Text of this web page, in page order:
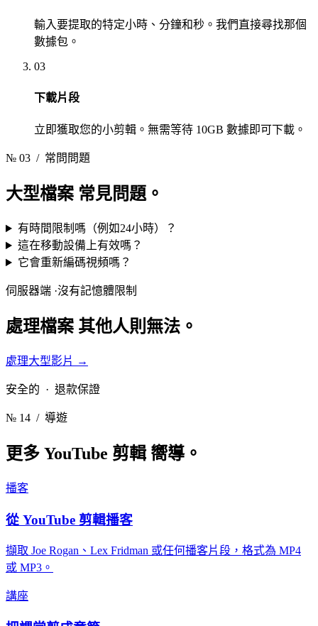
輸入要提取的特定小時、分鐘和秒。我們直接尋找那個
數據包。
03
下載片段
立即獲取您的小剪輯。無需等待 10GB 數據即可下載。
№ 03 / 常問問題
大型檔案 常見問題。
有時間限制嗎（例如24小時）？
這在移動設備上有效嗎？
它會重新編碼視頻嗎？
伺服器端 ·沒有記憶體限制
處理檔案 其他人則無法。
處理大型影片 →
安全的 · 退款保證
№ 14 / 導遊
更多 YouTube 剪輯 嚮導。
播客
從 YouTube 剪輯播客
擷取 Joe Rogan、Lex Fridman 或任何播客片段，格式為 MP4
或 MP3。
講座